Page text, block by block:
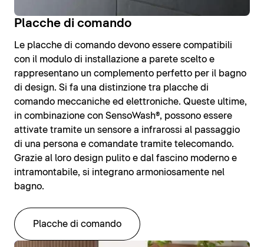
Placche di comando
Le placche di comando devono essere compatibili
con il modulo di installazione a parete scelto e
rappresentano un complemento perfetto per il bagno
di design. Si fa una distinzione tra placche di
comando meccaniche ed elettroniche. Queste ultime,
in combinazione con SensoWash®, possono essere
attivate tramite un sensore a infrarossi al passaggio
di una persona e comandate tramite telecomando.
Grazie al loro design pulito e dal fascino moderno e
intramontabile, si integrano armoniosamente nel
bagno.
Placche di comando